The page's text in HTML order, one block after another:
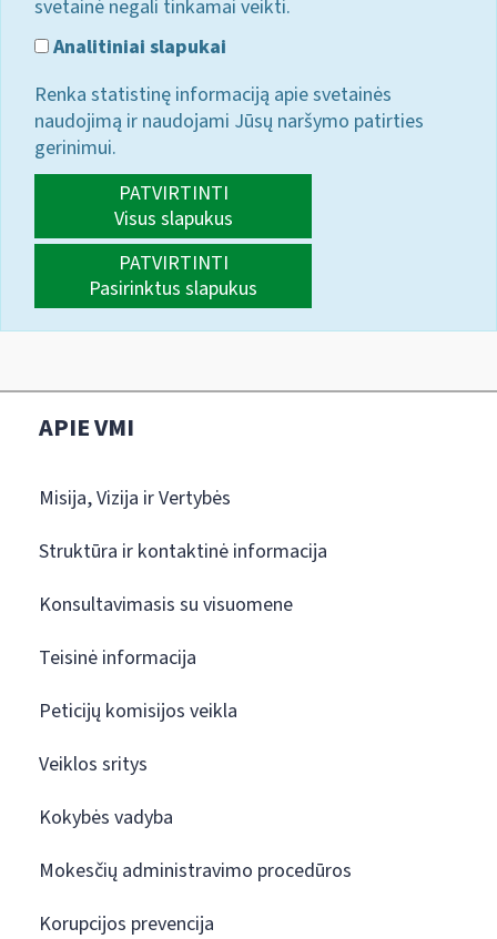
svetainė negali tinkamai veikti.
Analitiniai slapukai
Renka statistinę informaciją apie svetainės
naudojimą ir naudojami Jūsų naršymo patirties
gerinimui.
PATVIRTINTI
Visus slapukus
PATVIRTINTI
Pasirinktus slapukus
APIE VMI
Misija, Vizija ir Vertybės
Struktūra ir kontaktinė informacija
Konsultavimasis su visuomene
Teisinė informacija
Peticijų komisijos veikla
Veiklos sritys
Kokybės vadyba
Mokesčių administravimo procedūros
Korupcijos prevencija